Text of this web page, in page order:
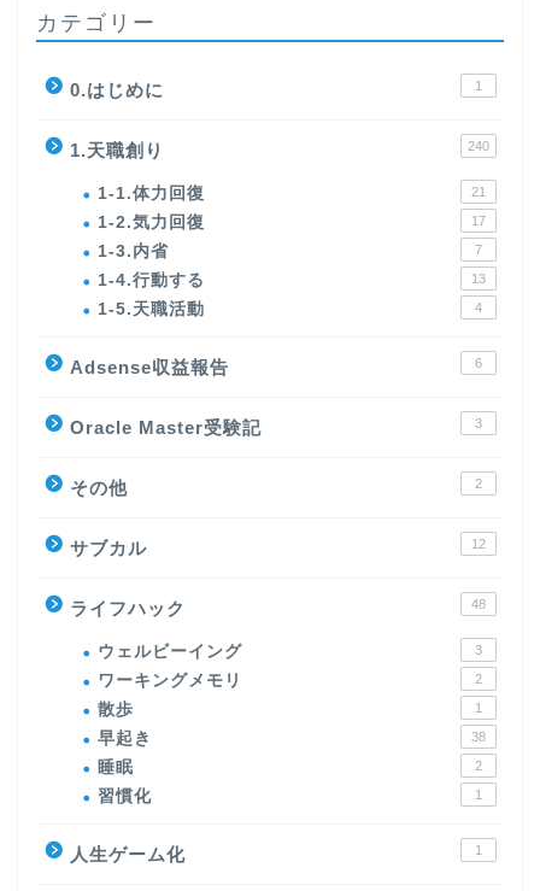
カテゴリー
0.はじめに 1
1.天職創り 240
1-1.体力回復 21
1-2.気力回復 17
1-3.内省 7
1-4.行動する 13
1-5.天職活動 4
Adsense収益報告 6
Oracle Master受験記 3
その他 2
サブカル 12
ライフハック 48
ウェルビーイング 3
ワーキングメモリ 2
散歩 1
早起き 38
睡眠 2
習慣化 1
人生ゲーム化 1